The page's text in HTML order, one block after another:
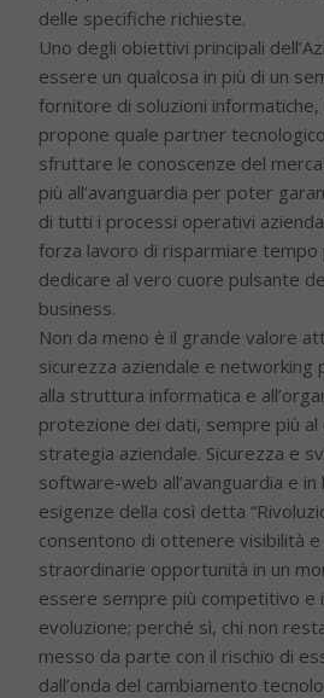
delle specifiche richieste.
Uno degli obiettivi principali
essere un qualcosa in più di un
fornitore di soluzioni informatiche,
propone quale partner
sfruttare le conoscenze del
più all’avanguardia per poter
di tutti i processi operativi
forza lavoro di risparmiare tempo
dedicare al vero cuore pulsante
business.
Non da meno è il grande valore
sicurezza aziendale e networking
alla struttura informatica e
protezione dei dati, sempre più al
strategia aziendale. Sicurezza e
software-web all’avanguardia e in
esigenze della così detta
consentono di ottenere visibilità e
straordinarie opportunità in un
essere sempre più competitivo e
evoluzione; perché sì, chi non
messo da parte con il rischio di
dall’onda del cambiamento